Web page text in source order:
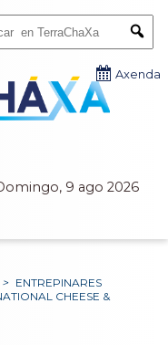
9 ago 2026
Axenda
> ENTREPINARES
CHEESE &